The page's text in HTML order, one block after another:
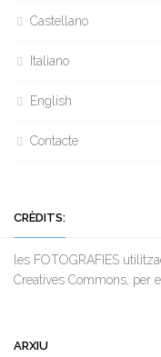
Castellano
Italiano
English
Contacte
CRÈDITS:
les FOTOGRAFIES
Creatives Commons, per
ARXIU